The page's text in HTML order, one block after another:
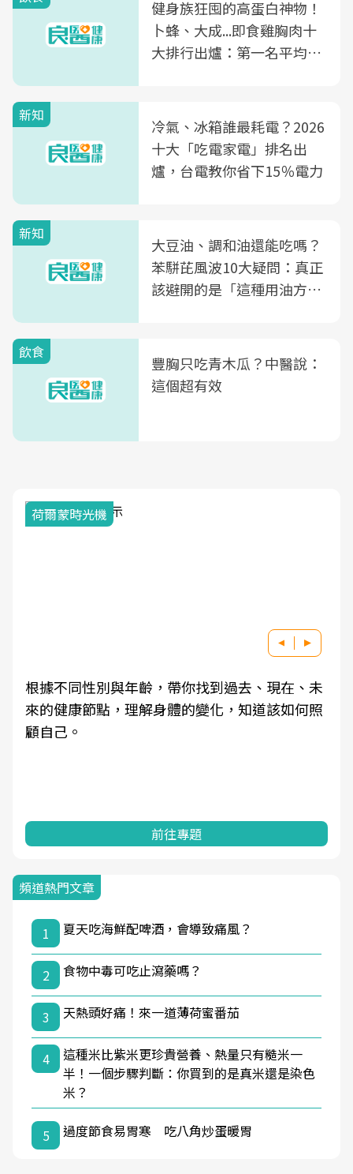
健身族狂囤的高蛋白神物！
卜蜂、大成...即食雞胸肉十
大排行出爐：第一名平均一
新知
冷氣、冰箱誰最耗電？2026
十大「吃電家電」排名出
爐，台電教你省下15％電力
新知
大豆油、調和油還能吃嗎？
苯駢芘風波10大疑問：真正
該避開的是「這種用油方
飲食
豐胸只吃青木瓜？中醫說：
這個超有效
荷爾蒙時光機
根據不同性別與年齡，帶你找到過去、現在、未
來的健康節點，理解身體的變化，知道該如何照
顧自己。
前往專題
頻道熱門文章
1 夏天吃海鮮配啤酒，會導致痛風？
2 食物中毒可吃止瀉藥嗎？
3 天熱頭好痛！來一道薄荷蜜番茄
4
這種米比紫米更珍貴營養、熱量只有糙米一
半！一個步驟判斷：你買到的是真米還是染色
米？
5 過度節食易胃寒 吃八角炒蛋暖胃